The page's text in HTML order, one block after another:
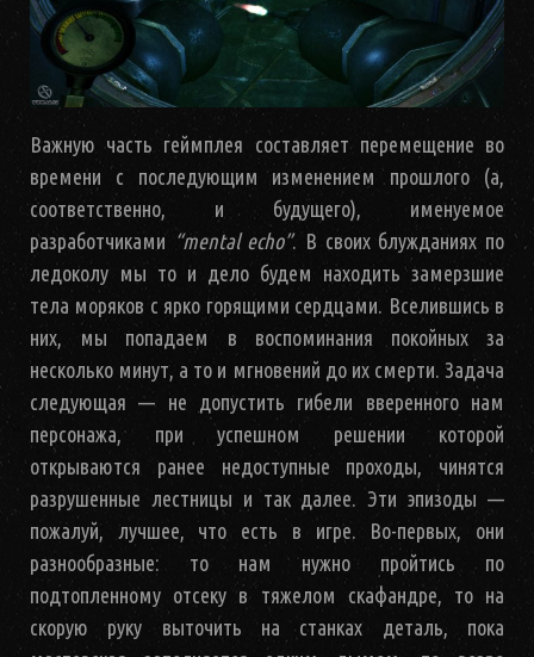
Важную часть геймплея составляет перемещение во
времени с последующим изменением прошлого (а,
соответственно, и будущего), именуемое
разработчиками “mental echo”. В своих блужданиях по
ледоколу мы то и дело будем находить замерзшие
тела моряков с ярко горящими сердцами. Вселившись в
них, мы попадаем в воспоминания покойных за
несколько минут, а то и мгновений до их смерти. Задача
следующая — не допустить гибели вверенного нам
персонажа, при успешном решении которой
открываются ранее недоступные проходы, чинятся
разрушенные лестницы и так далее. Эти эпизоды —
пожалуй, лучшее, что есть в игре. Во-первых, они
разнообразные: то нам нужно пройтись по
подтопленному отсеку в тяжелом скафандре, то на
скорую руку выточить на станках деталь, пока